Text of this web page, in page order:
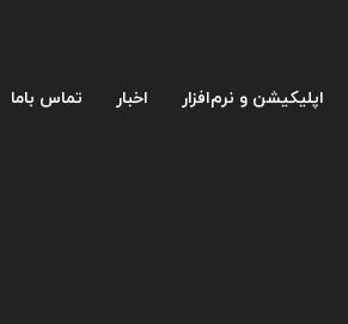
اپلیکیشن و نرم‌افزار اخبار تماس باما